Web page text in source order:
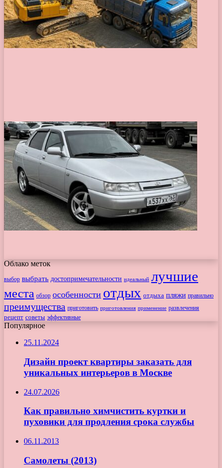
Облако меток
выбор выбрать достопримечательности идеальный лучшие
места обзор особенности отдых отдыха пляжи правильно
преимущества приготовить приготовления применение развлечения
рецепт советы эффективные
Популярное
25.11.2024
Дизайн проект квартиры заказать для
уникальных интерьеров в Москве
24.07.2026
Как правильно химчистить куртки и
пуховики для продления срока службы
06.11.2013
Самолеты (2013)